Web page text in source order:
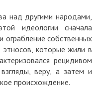
над другими народами,
идеологии сначала
ограбление собственных
этносов, которые жили в
рецидивом
веру, а затем и
происхождение.